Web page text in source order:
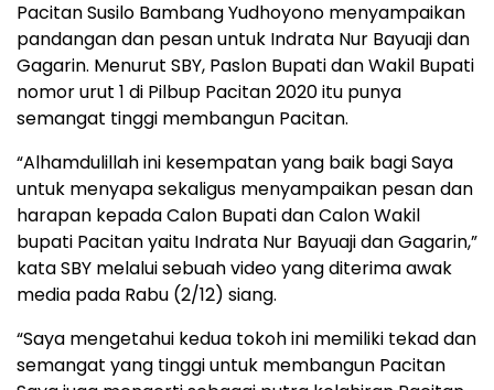
Pacitan Susilo Bambang Yudhoyono menyampaikan
pandangan dan pesan untuk Indrata Nur Bayuaji dan
Gagarin. Menurut SBY, Paslon Bupati dan Wakil Bupati
nomor urut 1 di Pilbup Pacitan 2020 itu punya
semangat tinggi membangun Pacitan.
“Alhamdulillah ini kesempatan yang baik bagi Saya
untuk menyapa sekaligus menyampaikan pesan dan
harapan kepada Calon Bupati dan Calon Wakil
bupati Pacitan yaitu Indrata Nur Bayuaji dan Gagarin,”
kata SBY melalui sebuah video yang diterima awak
media pada Rabu (2/12) siang.
“Saya mengetahui kedua tokoh ini memiliki tekad dan
semangat yang tinggi untuk membangun Pacitan